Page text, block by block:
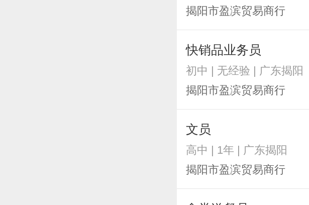
揭阳市盈滨贸易商行
快销品业务员
初中 | 无经验 | 广东揭阳
揭阳市盈滨贸易商行
文员
高中 | 1年 | 广东揭阳
揭阳市盈滨贸易商行